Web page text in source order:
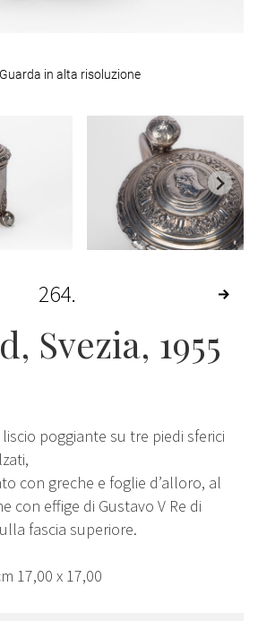
Guarda in alta risoluzione
264
, Svezia, 1955
poggiante su tre piedi sferici
con greche e foglie d’alloro, al
con effige di Gustavo V Re di
fascia superiore.
17,00 x 17,00